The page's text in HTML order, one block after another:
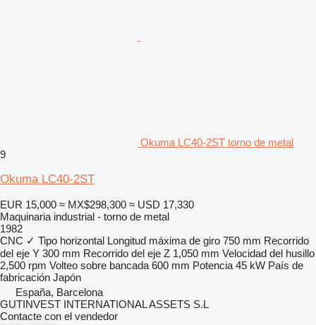
Okuma LC40-2ST torno de metal
9
Okuma LC40-2ST
EUR 15,000 ≈ MX$298,300 ≈ USD 17,330
Maquinaria industrial - torno de metal
1982
CNC ✓ Tipo horizontal Longitud máxima de giro 750 mm Recorrido
del eje Y 300 mm Recorrido del eje Z 1,050 mm Velocidad del husillo
2,500 rpm Volteo sobre bancada 600 mm Potencia 45 kW País de
fabricación Japón
España, Barcelona
GUTINVEST INTERNATIONAL ASSETS S.L
Contacte con el vendedor